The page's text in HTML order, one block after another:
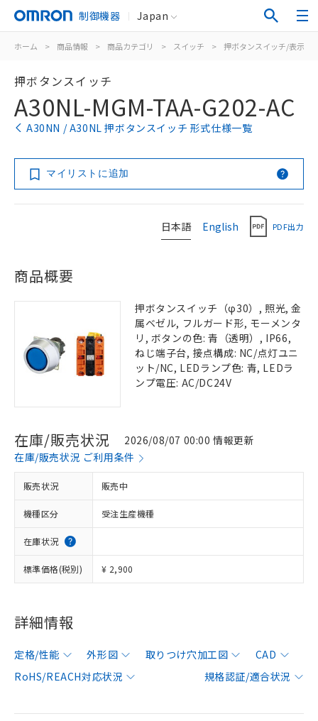
制御機器 Japan
ホーム > 商品情報 > 商品カテゴリ > スイッチ > 押ボタンスイッチ/表示灯
押ボタンスイッチ
A30NL-MGM-TAA-G202-AC
A30NN / A30NL 押ボタンスイッチ 形式仕様一覧
マイリストに追加
日本語 English PDF出力
商品概要
押ボタンスイッチ（φ30）, 照光, 金
属ベゼル, フルガード形, モーメンタ
リ, ボタンの色: 青（透明）, IP66,
ねじ端子台, 接点構成: NC/点灯ユニ
ット/NC, LEDランプ色: 青, LEDラ
ンプ電圧: AC/DC24V
在庫/販売状況
2026/08/07 00:00 情報更新
在庫/販売状況 ご利用条件
販売状況 販売中
機種区分 受注生産機種
在庫状況
標準価格(税別) ¥ 2,900
詳細情報
定格/性能 外形図 取りつけ穴加工図
CAD
RoHS/REACH対応状況
規格認証/適合状況